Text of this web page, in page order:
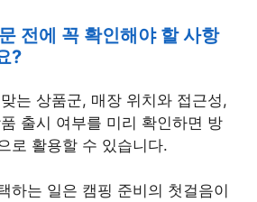
전에 꼭 확인해야 할 사항
?
는 상품군, 매장 위치와 접근성,
출시 여부를 미리 확인하면 방
로 활용할 수 있습니다.
하는 일은 캠핑 준비의 첫걸음이